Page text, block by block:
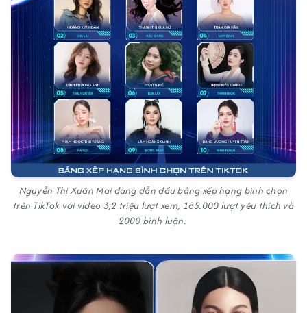
Nguyễn Thị Xuân Mai đang dẫn đầu bảng xếp hạng bình chọn
trên TikTok với video 3,2 triệu lượt xem, 185.000 lượt yêu thích và
2000 bình luận.